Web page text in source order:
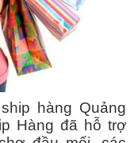
hàng Quảng
Hàng đã hỗ trợ